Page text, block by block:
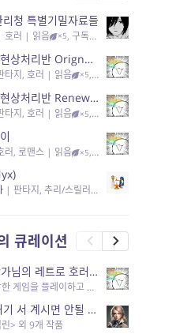
청 특별기밀자료들
호러 | 읽음 ×5, 구독 , 응원95, 리뷰3
리반 Orignal + True Ending
타지, 호러 | 읽음 ×5, 구독 , 응원6
상처리반 Renewal
타지, 호러 | 읽음 ×5, 구독 , 응원82, 리뷰4
러, 로맨스 | 읽음 ×5, 공감11, 응원25
| 판타지, 추리/스릴러| 읽음
큐레이션
이규락 작가님의 레트로 호러 리뷰
임을 플레이하고 있어> 외 3개 작품
선생님, 거기 서 계시면 안될 것 같은데요-역할 클리셰를 비튼 작품들
> 외 9개 작품